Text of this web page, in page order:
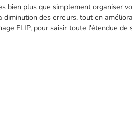
bien plus que simplement organiser
des erreurs, tout en
FLIP, pour saisir toute l'étendue de